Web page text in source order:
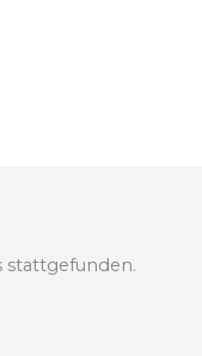
stattgefunden.